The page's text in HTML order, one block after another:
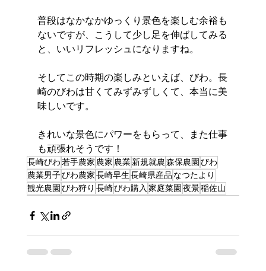
普段はなかなかゆっくり景色を楽しむ余裕も
ないですが、こうして少し足を伸ばしてみる
と、いいリフレッシュになりますね。
そしてこの時期の楽しみといえば、びわ。長
崎のびわは甘くてみずみずしくて、本当に美
味しいです。
きれいな景色にパワーをもらって、また仕事
も頑張れそうです！
長崎びわ若手農家 農家 農業 新規就農森保農園 びわ
農業男子びわ農家長崎早生長崎県産品 なつたより
観光農園 びわ狩り 長崎びわ購入 家庭菜園 夜景稲佐山